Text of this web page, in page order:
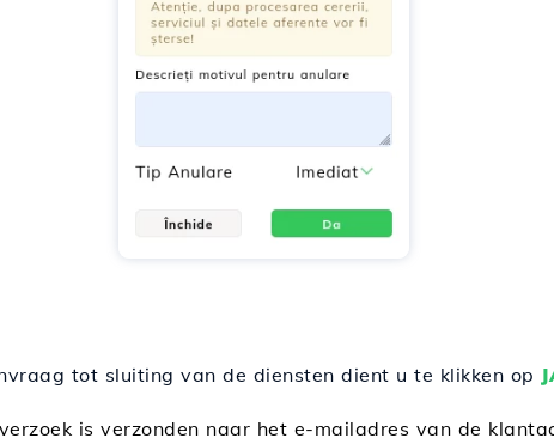
tot sluiting van de diensten dient u te klikken op
is verzonden naar het e-mailadres van de